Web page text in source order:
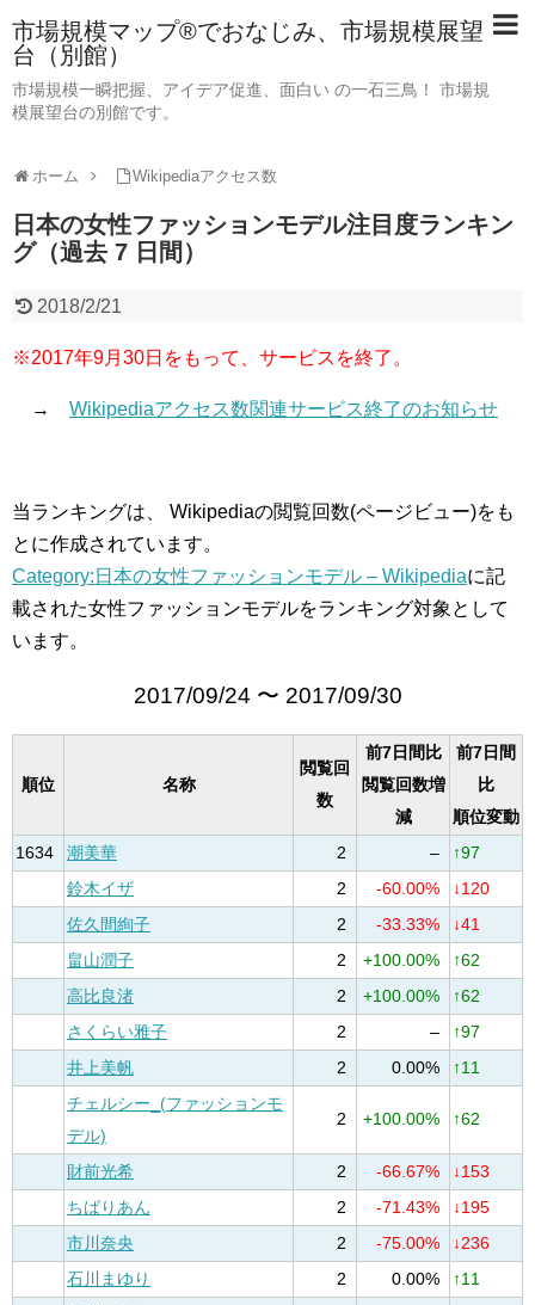
市場規模マップ®でおなじみ、市場規模展望
台（別館）
市場規模一瞬把握、アイデア促進、面白い の一石三鳥！ 市場規
模展望台の別館です。
ホーム Wikipediaアクセス数
日本の女性ファッションモデル注目度ランキン
グ（過去 7 日間）
2018/2/21
※2017年9月30日をもって、サービスを終了。
→ Wikipediaアクセス数関連サービス終了のお知らせ
当ランキングは、 Wikipediaの閲覧回数(ページビュー)をも
とに作成されています。
Category:日本の女性ファッションモデル – Wikipediaに記
載された女性ファッションモデルをランキング対象として
います。
2017/09/24 〜 2017/09/30
順位 名称
閲覧回
数
前7日間比
閲覧回数増
減
前7日間
比
順位変動
1634
潮美華 2 –
↑97
鈴木イザ
2 -60.00%
↓120
佐久間絢子
2 -33.33%
↓41
畠山潤子
2 +100.00%
↑62
高比良渚
2 +100.00%
↑62
さくらい雅子
2 –
↑97
井上美帆
2 0.00%
↑11
チェルシー_(ファッションモ
デル)
2 +100.00% ↑62
財前光希 2 -66.67%
↓153
ちばりあん
2 -71.43%
↓195
市川奈央
2 -75.00%
↓236
石川まゆり
2 0.00%
↑11